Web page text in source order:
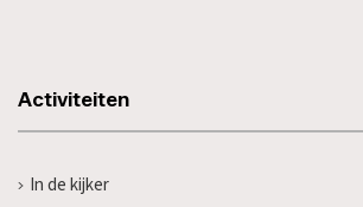
Activiteiten
In de kijker